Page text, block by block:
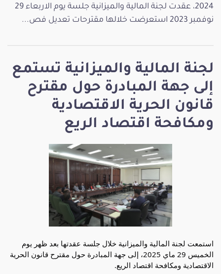
لجنة المالية والميزانية تستمع
إلى جهة المبادرة حول مقترح
قانون الحرية الاقتصادية
ومكافحة اقتصاد الريع
استمعت لجنة المالية والميزانية خلال جلسة عقدتها بعد ظهر يوم
الخميس 29 ماي 2025، إلى جهة المبادرة حول مقترح قانون الحرية
الاقتصادية ومكافحة اقتصاد الريع.
2024، عقدت لجنة المالية والميزانية جلسة يوم الاربعاء 29
نوفمبر 2023 استعرضت خلالها مقترحات تعديل فص...